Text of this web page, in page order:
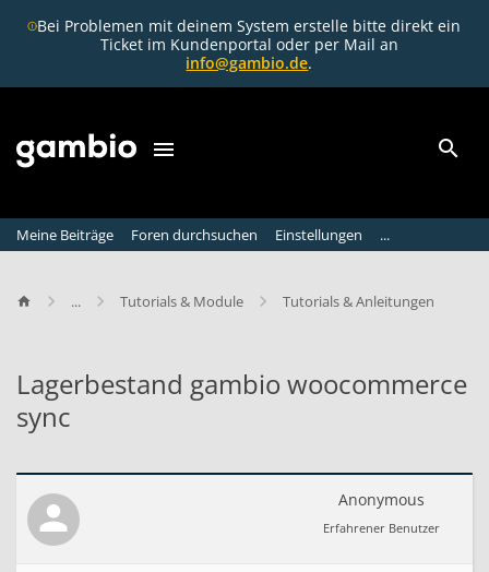
Bei Problemen mit deinem System erstelle bitte direkt ein
Ticket im Kundenportal oder per Mail an
info@gambio.de.
Meine Beiträge Foren durchsuchen Einstellungen ...
... Tutorials & Module Tutorials & Anleitungen
Lagerbestand gambio woocommerce
sync
a
Anonymous
Erfahrener Benutzer